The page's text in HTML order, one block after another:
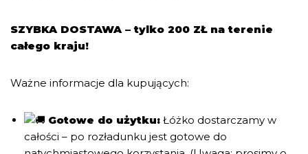
SZYBKA DOSTAWA – tylko 200 ZŁ na terenie
całego kraju!
Ważne informacje dla kupujących:
Gotowe do użytku: Łóżko dostarczamy w
całości – po rozładunku jest gotowe do